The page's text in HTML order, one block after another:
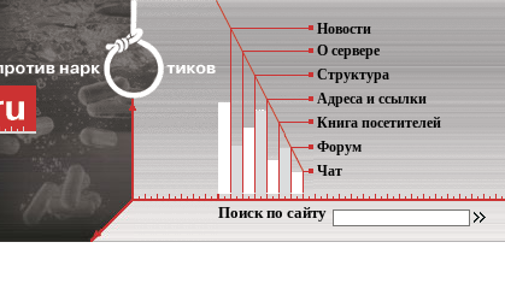
Новости
О сервере
Структура
Адреса и ссылки
Книга посетителей
Форум
Чат
Поиск по сайту